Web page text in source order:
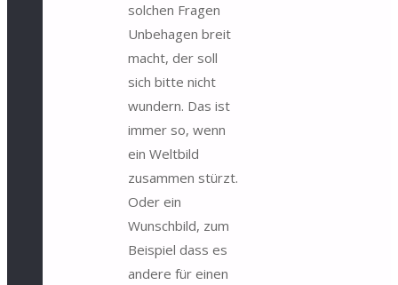
solchen Fragen
Unbehagen breit
macht, der soll
sich bitte nicht
wundern. Das ist
immer so, wenn
ein Weltbild
zusammen stürzt.
Oder ein
Wunschbild, zum
Beispiel dass es
andere für einen